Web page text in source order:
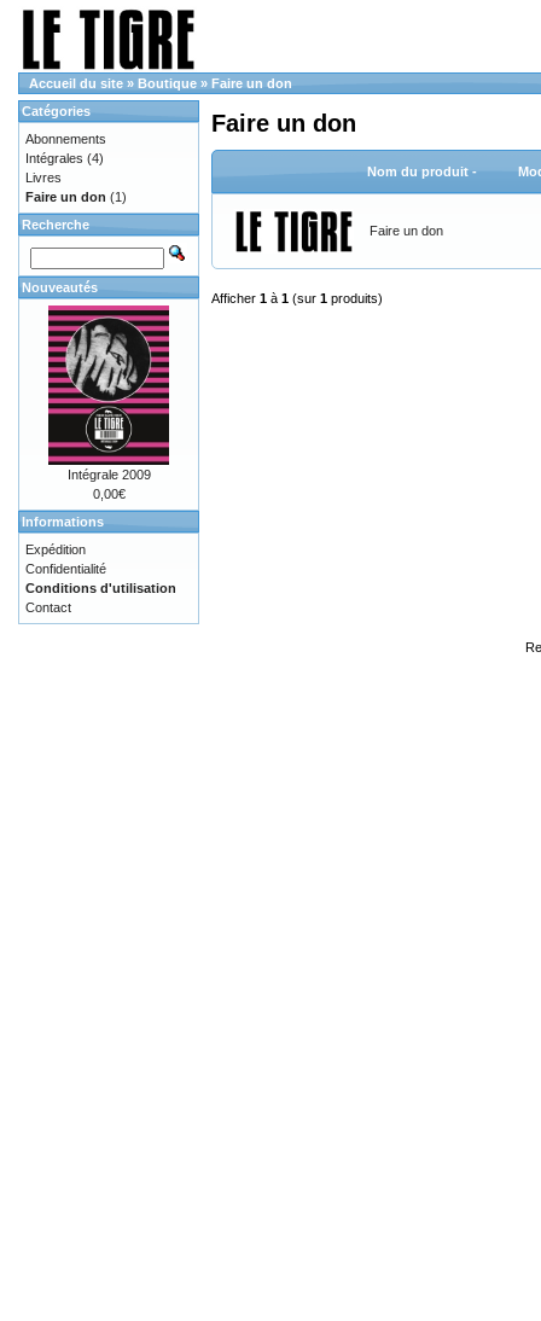
Accueil du site » Boutique » Faire un don
Faire un don
Nom du produit -
Faire un don
Afficher 1 à 1 (sur 1 produits)
Catégories
Abonnements
Intégrales (4)
Livres
Faire un don (1)
Recherche
Nouveautés
Intégrale 2009
0,00€
Informations
Expédition
Confidentialité
Conditions d'utilisation
Contact